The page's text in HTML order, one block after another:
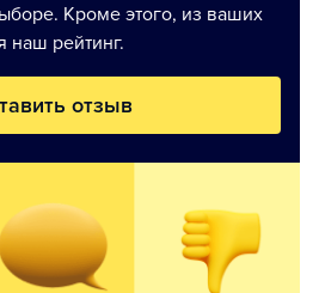
Кроме этого, из ваших
наш рейтинг.
отзыв